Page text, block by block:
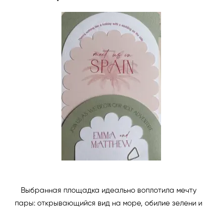
Выбранная площадка идеально воплотила мечту
пары: открывающийся вид на море, обилие зелени и